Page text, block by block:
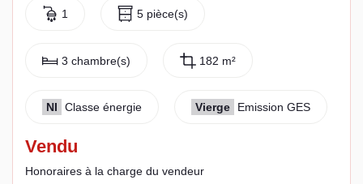
1 5 pièce(s)
3 chambre(s) 182 m²
NI Classe énergie Vierge Emission GES
Vendu
Honoraires à la charge du vendeur